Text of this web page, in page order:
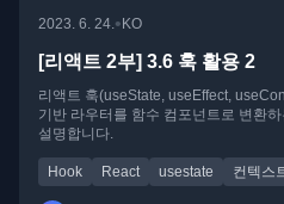
2023. 6. 24.• KO
[리액트 2부] 3.6 훅 활용 2
리액트 훅(useState, useEffect,
기반 라우터를 함수 컴포넌트로 변환
설명합니다.
Hook React usestate 컨텍스